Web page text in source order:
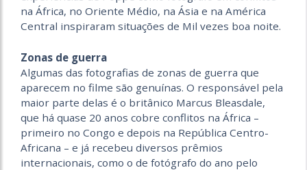
na África, no Oriente Médio, na Ásia e na América
Central inspiraram situações de Mil vezes boa noite.
Zonas de guerra
Algumas das fotografias de zonas de guerra que
aparecem no filme são genuínas. O responsável pela
maior parte delas é o britânico Marcus Bleasdale,
que há quase 20 anos cobre conflitos na África –
primeiro no Congo e depois na República Centro-
Africana – e já recebeu diversos prêmios
internacionais, como o de fotógrafo do ano pelo